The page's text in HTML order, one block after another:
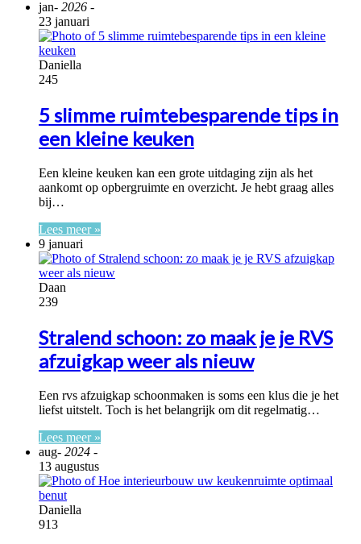
jan- 2026 -
23 januari
Daniella
245
5 slimme ruimtebesparende tips in
een kleine keuken
Een kleine keuken kan een grote uitdaging zijn als het
aankomt op opbergruimte en overzicht. Je hebt graag alles
bij…
Lees meer »
9 januari
Daan
239
Stralend schoon: zo maak je je RVS
afzuigkap weer als nieuw
Een rvs afzuigkap schoonmaken is soms een klus die je het
liefst uitstelt. Toch is het belangrijk om dit regelmatig…
Lees meer »
aug- 2024 -
13 augustus
Daniella
913